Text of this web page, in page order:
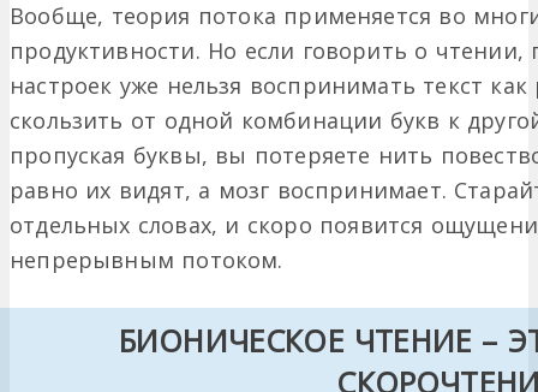
Вообще, теория потока применяется во
продуктивности. Но если говорить о
настроек уже нельзя воспринимать текст
скользить от одной комбинации букв к
пропуская буквы, вы потеряете нить
равно их видят, а мозг воспринимает.
отдельных словах, и скоро появится
непрерывным потоком.
БИОНИЧЕСКОЕ ЧТЕНИЕ –